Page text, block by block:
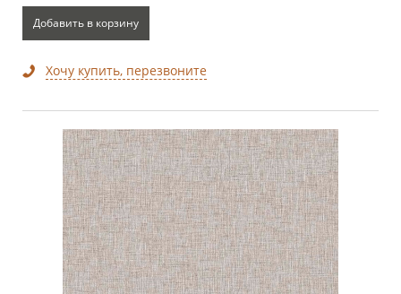
Добавить в корзину
Хочу купить, перезвоните